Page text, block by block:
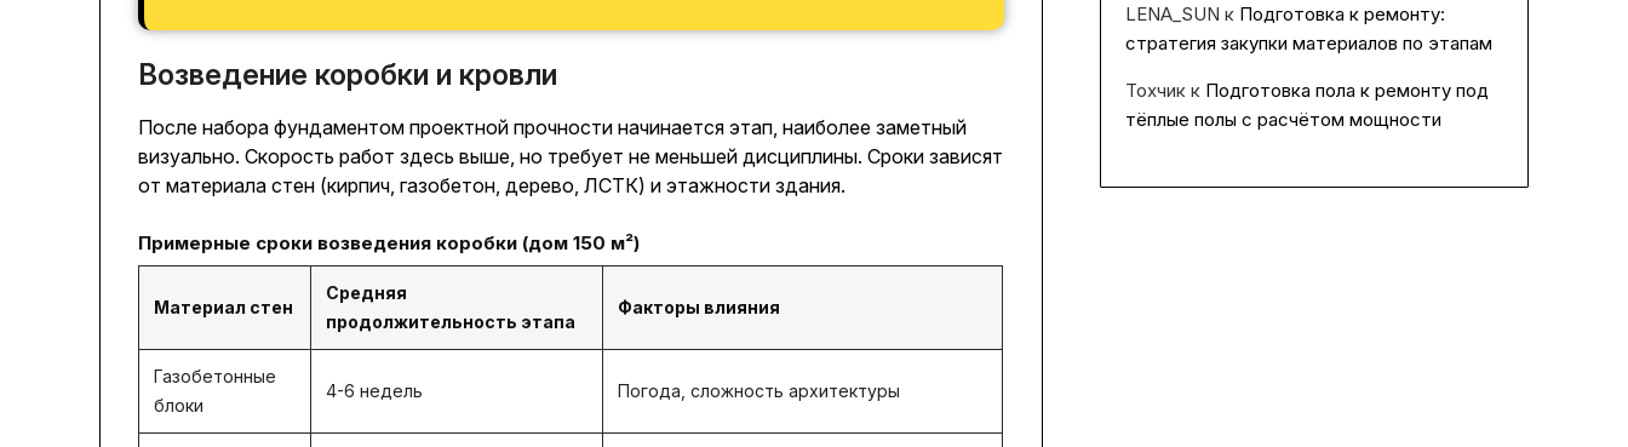
Возведение коробки и кровли
После набора фундаментом проектной прочности начинается этап, наиболее заметный
визуально. Скорость работ здесь выше, но требует не меньшей дисциплины. Сроки зависят
от материала стен (кирпич, газобетон, дерево, ЛСТК) и этажности здания.
Примерные сроки возведения коробки (дом 150 м²)
Материал стен
Средняя
продолжительность этапа
Факторы влияния
Газобетонные
блоки
4-6 недель Погода, сложность архитектуры
LENA_SUN к Подготовка к ремонту:
стратегия закупки материалов по этапам
Тохчикк Подготовка пола к ремонту под
тёплые полы с расчётом мощности